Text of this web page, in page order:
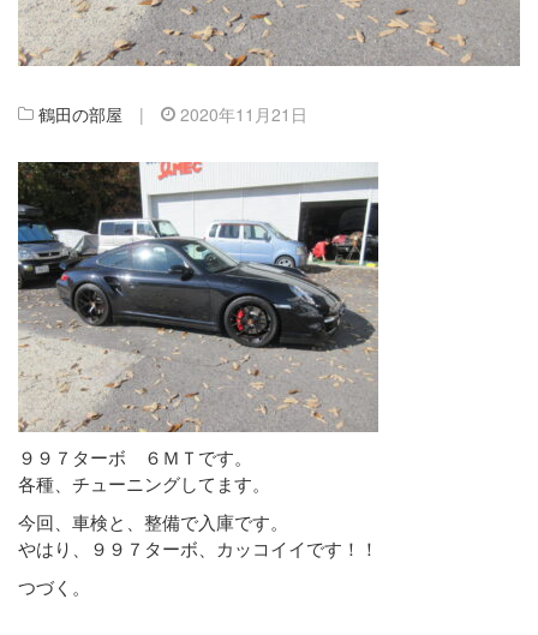
鶴田の部屋 | 2020年11月21日
９９７ターボ ６ＭＴです。
各種、チューニングしてます。
今回、車検と、整備で入庫です。
やはり、９９７ターボ、カッコイイです！！
つづく。